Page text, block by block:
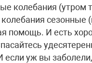
колебания (утром
сезонные
помощь. И есть
если уж вы